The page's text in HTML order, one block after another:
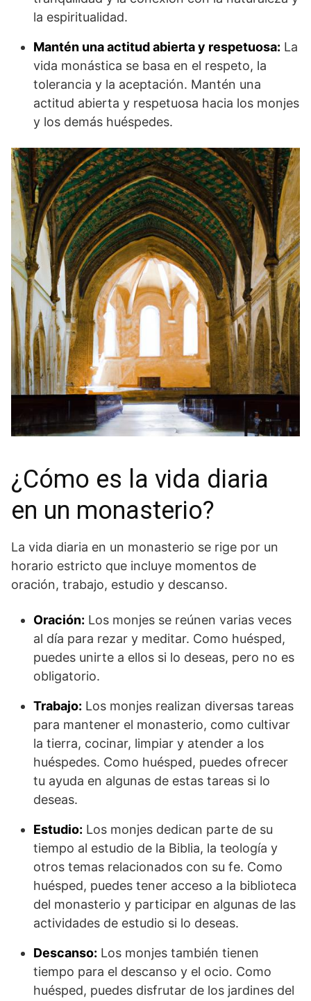
la espiritualidad.
Mantén una actitud abierta y respetuosa: La
vida monástica se basa en el respeto, la
tolerancia y la aceptación. Mantén una
actitud abierta y respetuosa hacia los monjes
y los demás huéspedes.
¿Cómo es la vida diaria
en un monasterio?
La vida diaria en un monasterio se rige por un
horario estricto que incluye momentos de
oración, trabajo, estudio y descanso.
Oración: Los monjes se reúnen varias veces
al día para rezar y meditar. Como huésped,
puedes unirte a ellos si lo deseas, pero no es
obligatorio.
Trabajo: Los monjes realizan diversas tareas
para mantener el monasterio, como cultivar
la tierra, cocinar, limpiar y atender a los
huéspedes. Como huésped, puedes ofrecer
tu ayuda en algunas de estas tareas si lo
deseas.
Estudio: Los monjes dedican parte de su
tiempo al estudio de la Biblia, la teología y
otros temas relacionados con su fe. Como
huésped, puedes tener acceso a la biblioteca
del monasterio y participar en algunas de las
actividades de estudio si lo deseas.
Descanso: Los monjes también tienen
tiempo para el descanso y el ocio. Como
huésped, puedes disfrutar de los jardines del